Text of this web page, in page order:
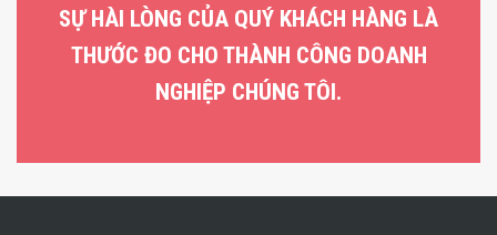
SỰ HÀI LÒNG CỦA QUÝ KHÁCH HÀNG LÀ
THƯỚC ĐO CHO THÀNH CÔNG DOANH
NGHIỆP CHÚNG TÔI.